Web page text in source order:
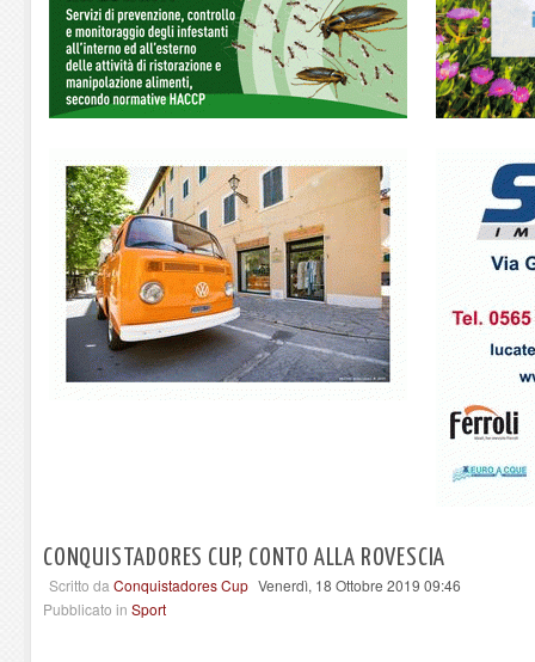
CONQUISTADORES CUP, CONTO ALLA ROVESCIA
Scritto da Conquistadores Cup Venerdì, 18 Ottobre 2019 09:46
Pubblicato in Sport